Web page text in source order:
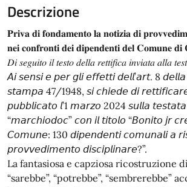
Descrizione
𝐏𝐫𝐢𝐯𝐚 𝐝𝐢 𝐟𝐨𝐧𝐝𝐚𝐦𝐞𝐧𝐭𝐨 𝐥𝐚 𝐧𝐨𝐭𝐢𝐳𝐢𝐚 𝐝𝐢
𝐧𝐞𝐢 𝐜𝐨𝐧𝐟𝐫𝐨𝐧𝐭𝐢 𝐝𝐞𝐢 𝐝𝐢𝐩𝐞𝐧𝐝𝐞𝐧𝐭𝐢 𝐝𝐞𝐥 𝐂𝐨𝐦𝐮𝐧𝐞 𝐝𝐢
𝐷𝑖 𝑠𝑒𝑔𝑢𝑖𝑡𝑜 𝑖𝑙 𝑡𝑒𝑠𝑡𝑜 𝑑𝑒𝑙𝑙𝑎 𝑟𝑒𝑡𝑡𝑖𝑓𝑖𝑐𝑎 𝑖𝑛𝑣𝑖𝑎𝑡𝑎 𝑎𝑙𝑙𝑎
𝘈𝘪 𝘴𝘦𝘯𝘴𝘪 𝘦 𝘱𝘦𝘳 𝘨𝘭𝘪 𝘦𝘧𝘧𝘦𝘵𝘵𝘪 𝘥𝘦𝘭𝘭’𝘢𝘳𝘵. 8
𝘴𝘵𝘢𝘮𝘱𝘢 47/1948, 𝘴𝘪 𝘤𝘩𝘪𝘦𝘥𝘦 𝘥𝘪 𝘳𝘦𝘵𝘵𝘪𝘧𝘪𝘤𝘢𝘳𝘦
𝘱𝘶𝘣𝘣𝘭𝘪𝘤𝘢𝘵𝘰 𝘭’1 𝘮𝘢𝘳𝘻𝘰 2024 𝘴𝘶𝘭𝘭𝘢
“𝘮𝘢𝘳𝘤𝘩𝘪𝘰𝘥𝘰𝘤” 𝘤𝘰𝘯 𝘪𝘭 𝘵𝘪𝘵𝘰𝘭𝘰 “𝘉𝘰𝘯𝘪𝘵𝘰 𝘫𝘳
𝘊𝘰𝘮𝘶𝘯𝘦: 130 𝘥𝘪𝘱𝘦𝘯𝘥𝘦𝘯𝘵𝘪 𝘤𝘰𝘮𝘶𝘯𝘢𝘭𝘪 𝘢
𝘱𝘳𝘰𝘷𝘷𝘦𝘥𝘪𝘮𝘦𝘯𝘵𝘰 𝘥𝘪𝘴𝘤𝘪𝘱𝘭𝘪𝘯𝘢𝘳𝘦?”.
La fantasiosa e capziosa ricostruzione
“sarebbe”, “potrebbe”, “sembrerebbe”